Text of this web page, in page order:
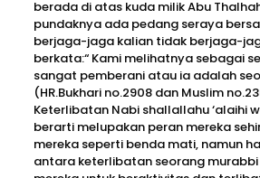
berada di atas kuda milik Abu
pundaknya ada pedang seraya
berjaga-jaga kalian tidak berjaga-
berkata:“ Kami melihatnya sebagai
sangat pemberani atau ia adalah
(HR.Bukhari no.2908 dan Muslim
Keterlibatan Nabi shallallahu ‘alaihi
berarti melupakan peran mereka
mereka seperti benda mati, namun
antara keterlibatan seorang